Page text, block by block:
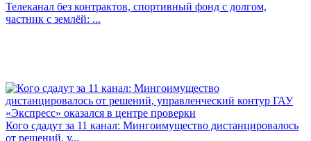
Телеканал без контрактов, спортивный фонд с долгом,
частник с землёй: ...
Кого сдадут за 11 канал: Мингоимущество дистанцировалось
от решений, у...